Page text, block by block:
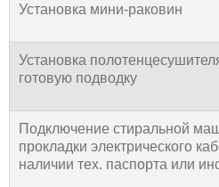
Установка мини-раковин
Установка
готовую подводку
Подключение стиральной
прокладки электрического
наличии тех. паспорта или